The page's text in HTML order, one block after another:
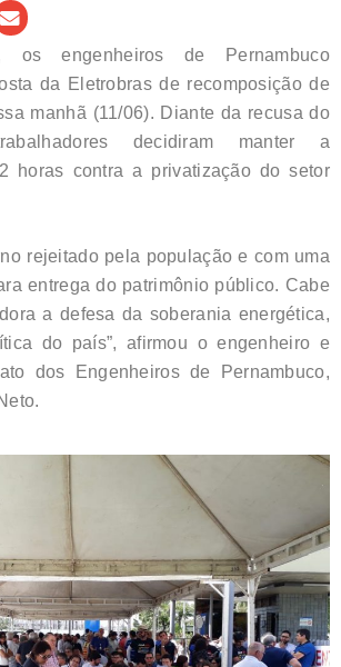
os engenheiros de Pernambuco
da Eletrobras de recomposição de
manhã (11/06). Diante da recusa do
decidiram manter a
horas contra a privatização do setor
rejeitado pela população e com uma
entrega do patrimônio público. Cabe
a defesa da soberania energética,
do país”, afirmou o engenheiro e
dos Engenheiros de Pernambuco,